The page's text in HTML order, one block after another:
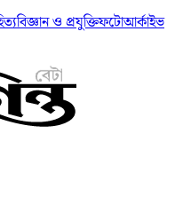
বিজ্ঞান ও প্রযুক্তিফটোআর্কাইভ